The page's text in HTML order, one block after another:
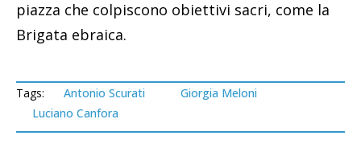
piazza che colpiscono obiettivi sacri, come la
Brigata ebraica.
Tags: Antonio Scurati
Giorgia Meloni
Luciano Canfora